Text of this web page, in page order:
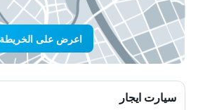
اعرض على الخريطة
سيارت ايجار